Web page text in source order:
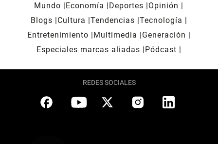
Mundo Economía Deportes
Opinión
Blogs
Cultura Tendencias Tecnología
Entretenimiento
Multimedia
Generación
Especiales marcas aliadas
Pódcast
REDES SOCIALES